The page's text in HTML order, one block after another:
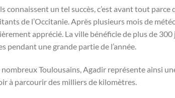
connaissent un tel succès, c’est avant tout
de l’Occitanie. Après plusieurs mois de
apprécié. La ville bénéficie de plus de
pendant une grande partie de l’année.
nombreux Toulousains, Agadir représente ainsi
à parcourir des milliers de kilomètres.